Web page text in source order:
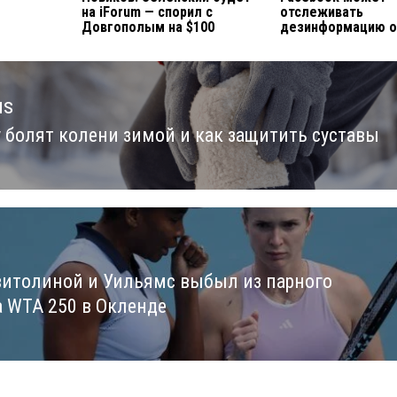
на iForum — спорил с
Довгополым на $100
отслеживать
дезинформацию
колени зимой и как защитить суставы
и Уильямс выбыл из парного
WTA 250 в Окленде